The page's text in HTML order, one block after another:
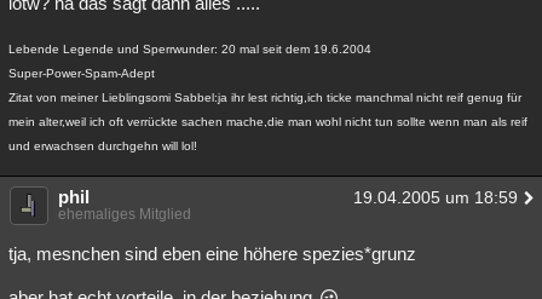
Lesenswert Schlüsselwörter
Lebende Legende und Sperrwunder: 20 mal seit dem 19.6.2004
Super-Power-Spam-Adept
Zitat von meiner Lieblingsomi Sabbel:ja ihr lest richtig,ich ticke manchmal nicht reif genug für
mein alter,weil ich oft verrückte sachen mache,die man wohl nicht tun sollte wenn man als reif
und erwachsen durchgehn will lol!
phil 19.04.2005 um 18:59
ehemaliges Mitglied
tja, mesnchen sind eben eine höhere spezies*grunz